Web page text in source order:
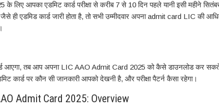
आपका एडमिट कार्ड परीक्षा से करीब 7 से 10 दिन पहले यानी इसी महीने
ही एडमिड कार्ड जारी होता है, तो सभी उम्मीदवार अपना admit card LIC की
आएगा, तब आप अपना LIC AAO Admit Card 2025 को कैसे डाउनलोड कर
पर कौन सी जानकारी आपको देखनी है, और परीक्षा पैटर्न कैसा रहेगा।
Admit Card 2025: Overview